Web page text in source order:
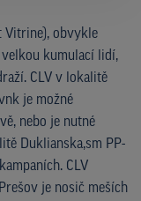
Vitrine), obvykle
kumulací lidí,
CLV v lokalitě
je možné
nebo je nutné
Duklianska,sm PP-
CLV
je nosič meších